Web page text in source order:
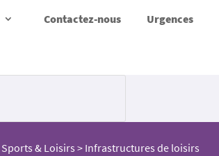
Contactez-nous Urgences
Sports & Loisirs > Infrastructures de loisirs